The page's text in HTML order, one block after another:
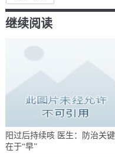
继续阅读
阳过后持续咳 医生：防治关键
在于“早”